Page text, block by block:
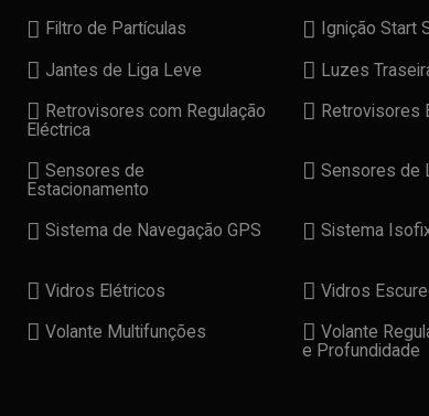
Filtro de Partículas Ignição Start
Jantes de Liga Leve
Luzes
Retrovisores com Regulação
Eléctrica
Retrovisores
Sensores de
Estacionamento
Sensores de
Sistema de Navegação GPS
Sistema
Vidros Elétricos
Vidros
Volante Multifunções
Volante
e Profundidade